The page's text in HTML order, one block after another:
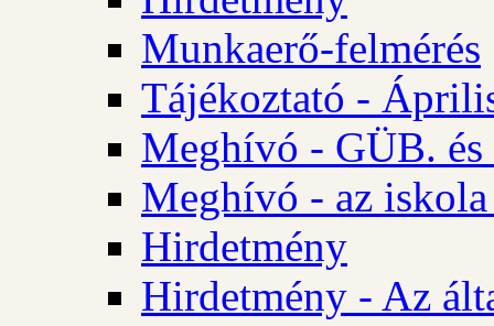
Munkaerő-felmérés
Tájékoztató -
Meghívó - GÜB.
Meghívó - az iskola
Hirdetmény
Hirdetmény - Az